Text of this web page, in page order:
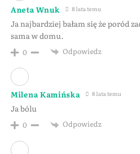
Aneta Wnuk 8 lata temu
Ja najbardziej bałam się że poród
sama w domu.
0 Odpowiedz
Milena Kamińska 8 lata temu
Ja bólu
0 Odpowiedz